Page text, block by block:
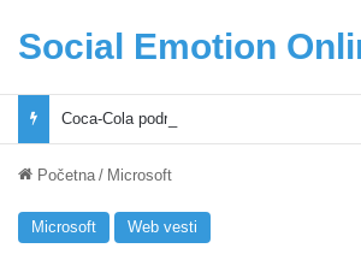
Social Emotion
Početna / Microsoft
Microsoft Web vesti